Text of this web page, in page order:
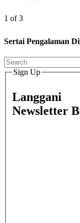
1 of 3
Sertai Pengalaman
Sign Up
Langgani
Newsletter